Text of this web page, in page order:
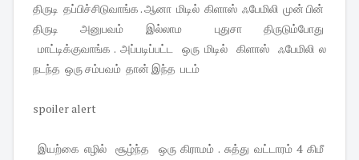
திருடி தப்பிச்சிடுவாங்க . ஆனா மிடில் கிளாஸ் ஃபேமிலி முன் பின்
திருடி அனுபவம் இல்லாம புதுசா திருடும்போது
மாட்டிக்குவாங்க . அப்படிப்பட்ட ஒரு மிடில் கிளாஸ் ஃபேமிலி ல
நடந்த ஒரு சம்பவம் தான் இந்த படம்
spoiler alert
இயற்கை எழில் சூழ்ந்த ஒரு கிராமம் . சுத்து வட்டாரம் 4 கிமீ